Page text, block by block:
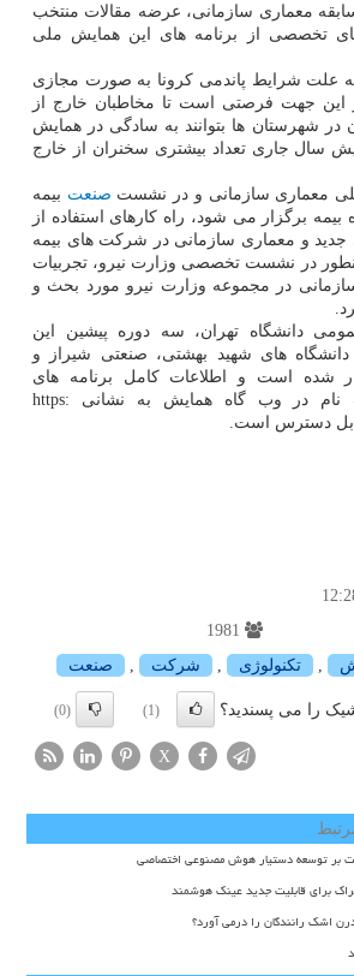
معماری سازمانی، عرضه مقالات منتخب
تخصصی از برنامه های این همایش ملی
علت شرایط پاندمی کرونا به صورت مجازی
این جهت فرصتی است تا مخاطبان خارج از
در شهرستان ها بتوانند به سادگی در همایش
سال جاری تعداد بیشتری سخنران از خارج
معماری سازمانی و در نشست صنعت بیمه
برگزار می شود، راه کارهای استفاده از
جدید و معماری سازمانی در شرکت های بیمه
در نشست تخصصی وزارت نیرو، تجربیات
در مجموعه وزارت نیرو مورد بحث و
دانشگاه تهران، سه دوره پیشین این
های شهید بهشتی، صنعتی شیراز و
شده است و اطلاعات کامل برنامه های
همایش و نحوه ثبت نام در وب گاه همایش به نشانی https:
, تكنولوژی , شركت , صنعت
را می پسندید؟ (1)
(0)
X
بر توسعه دستیار هوش مصنوعی اختصاصی
برای قابلیت جدید عینک هوشمند
اشک رانندگان را درمی آورد؟